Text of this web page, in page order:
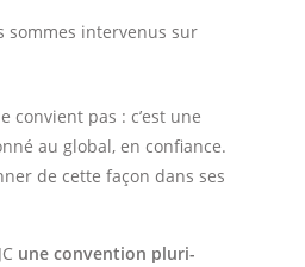
sommes intervenus sur
convient pas : c’est une
au global, en confiance.
de cette façon dans ses
une convention pluri-